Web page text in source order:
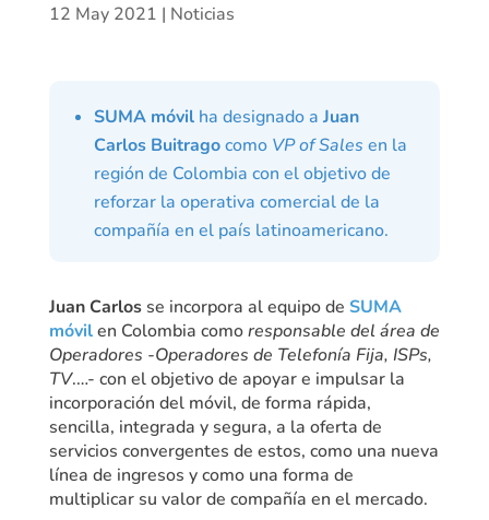
12 May 2021 | Noticias
SUMA móvilha designado a Juan
Carlos Buitragocomo VP of Sales en la
región de Colombia con el objetivo de
reforzar la operativa comercial de la
compañía en el país latinoamericano.
Juan Carlosse incorpora al equipo de SUMA
móvilen Colombia comoresponsable del área de
Operadores -Operadores de Telefonía Fija, ISPs,
TV.…- con el objetivo de apoyar e impulsar la
incorporación del móvil, de forma rápida,
sencilla, integrada y segura, a la oferta de
servicios convergentes de estos, como una nueva
línea de ingresos y como una forma de
multiplicar su valor de compañía en el mercado.